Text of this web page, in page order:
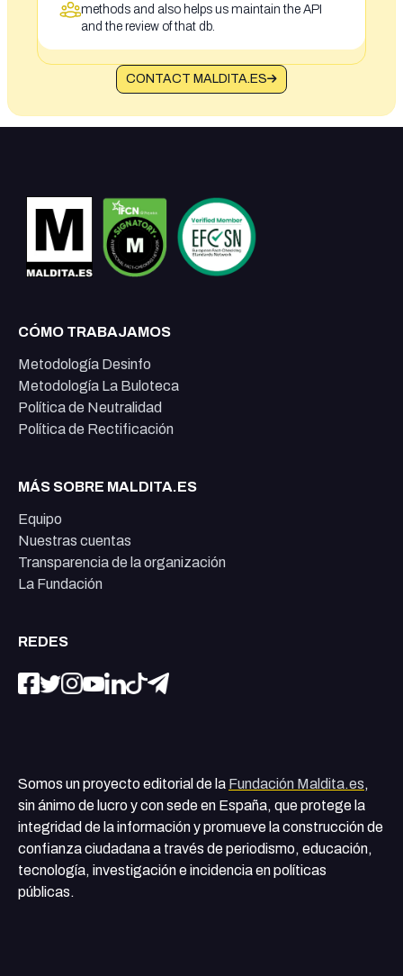
methods and also helps us maintain the API
and the review of that db.
CONTACT MALDITA.ES
CÓMO TRABAJAMOS
Metodología Desinfo
Metodología La Buloteca
Política de Neutralidad
Política de Rectificación
MÁS SOBRE MALDITA.ES
Equipo
Nuestras cuentas
Transparencia de la organización
La Fundación
REDES
Somos un proyecto editorial de la Fundación Maldita.es,
sin ánimo de lucro y con sede en España, que protege la
integridad de la información y promueve la construcción de
confianza ciudadana a través de periodismo, educación,
tecnología, investigación e incidencia en políticas
públicas.